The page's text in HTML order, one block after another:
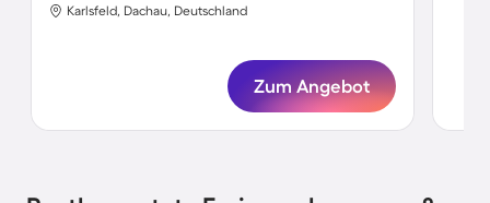
Karlsfeld, Dachau, Deutschland
Zum Angebot